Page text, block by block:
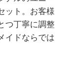
ット。お客様
つ丁寧に調整
イドならでは